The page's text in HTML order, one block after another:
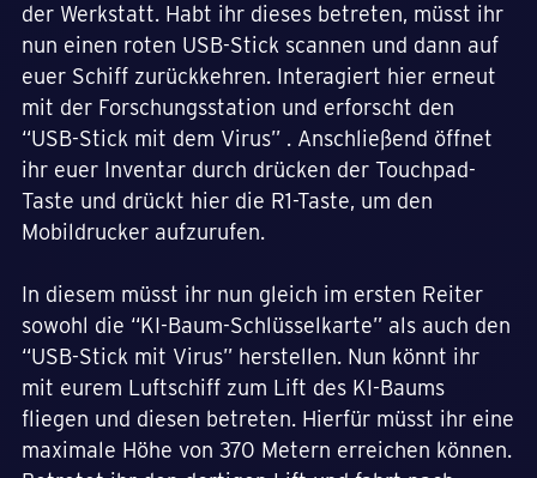
der Werkstatt. Habt ihr dieses betreten, müsst ihr
nun einen roten USB-Stick scannen und dann auf
euer Schiff zurückkehren. Interagiert hier erneut
mit der Forschungsstation und erforscht den
“USB-Stick mit dem Virus” . Anschließend öffnet
ihr euer Inventar durch drücken der Touchpad-
Taste und drückt hier die R1-Taste, um den
Mobildrucker aufzurufen.
In diesem müsst ihr nun gleich im ersten Reiter
sowohl die “KI-Baum-Schlüsselkarte” als auch den
“USB-Stick mit Virus” herstellen. Nun könnt ihr
mit eurem Luftschiff zum Lift des KI-Baums
fliegen und diesen betreten. Hierfür müsst ihr eine
maximale Höhe von 370 Metern erreichen können.